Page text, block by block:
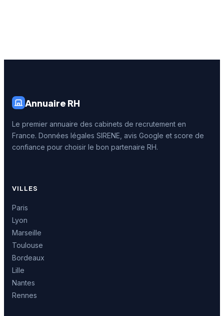
Annuaire RH
Le premier annuaire des cabinets de recrutement en
France. Données légales SIRENE, avis Google et score de
confiance pour choisir le bon partenaire RH.
VILLES
Paris
Lyon
Marseille
Toulouse
Bordeaux
Lille
Nantes
Rennes